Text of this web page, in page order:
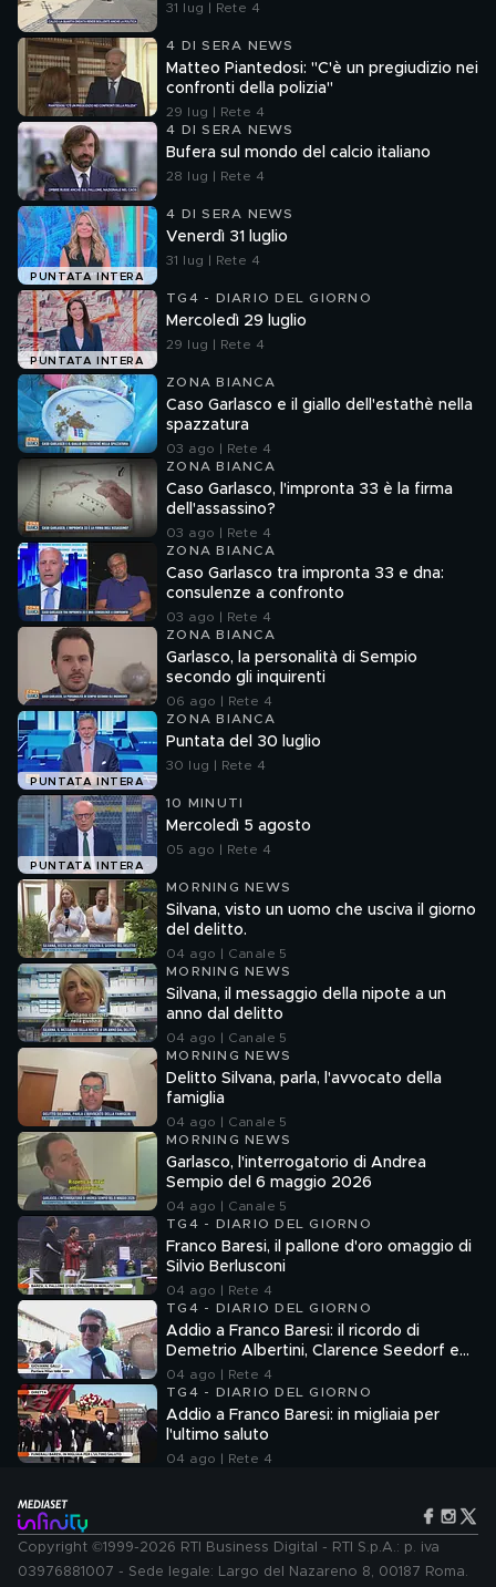
31 lug | Rete 4
4 DI SERA NEWS
Matteo Piantedosi: "C'è un pregiudizio nei
confronti della polizia"
29 lug | Rete 4
4 DI SERA NEWS
Bufera sul mondo del calcio italiano
28 lug | Rete 4
PUNTATA INTERA
4 DI SERA NEWS
Venerdì 31 luglio
31 lug | Rete 4
PUNTATA INTERA
TG4 - DIARIO DEL GIORNO
Mercoledì 29 luglio
29 lug | Rete 4
ZONA BIANCA
Caso Garlasco e il giallo dell'estathè nella
spazzatura
03 ago | Rete 4
ZONA BIANCA
Caso Garlasco, l'impronta 33 è la firma
dell'assassino?
03 ago | Rete 4
ZONA BIANCA
Caso Garlasco tra impronta 33 e dna:
consulenze a confronto
03 ago | Rete 4
ZONA BIANCA
Garlasco, la personalità di Sempio
secondo gli inquirenti
06 ago | Rete 4
PUNTATA INTERA
ZONA BIANCA
Puntata del 30 luglio
30 lug | Rete 4
PUNTATA INTERA
10 MINUTI
Mercoledì 5 agosto
05 ago | Rete 4
MORNING NEWS
Silvana, visto un uomo che usciva il giorno
del delitto.
04 ago | Canale 5
MORNING NEWS
Silvana, il messaggio della nipote a un
anno dal delitto
04 ago | Canale 5
MORNING NEWS
Delitto Silvana, parla, l'avvocato della
famiglia
04 ago | Canale 5
MORNING NEWS
Garlasco, l'interrogatorio di Andrea
Sempio del 6 maggio 2026
04 ago | Canale 5
TG4 - DIARIO DEL GIORNO
Franco Baresi, il pallone d'oro omaggio di
Silvio Berlusconi
04 ago | Rete 4
TG4 - DIARIO DEL GIORNO
Addio a Franco Baresi: il ricordo di
Demetrio Albertini, Clarence Seedorf e
Giovanni Galli
04 ago | Rete 4
TG4 - DIARIO DEL GIORNO
Addio a Franco Baresi: in migliaia per
l'ultimo saluto
04 ago | Rete 4
Copyright ©1999-2026 RTI Business Digital - RTI S.p.A.: p. iva
03976881007 - Sede legale: Largo del Nazareno 8, 00187 Roma.